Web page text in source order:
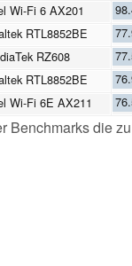
Wi-Fi 6 AX201
RTL8852BE
RZ608
RTL8852BE
Wi-Fi 6E AX211
Benchmarks die